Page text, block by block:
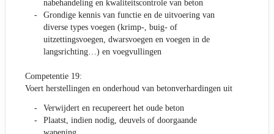
nabehandeling en kwaliteitscontrole van beton
Grondige kennis van functie en de uitvoering van
diverse types voegen (krimp-, buig- of
uitzettingsvoegen, dwarsvoegen en voegen in de
langsrichting…) en voegvullingen
Competentie 19:
Voert herstellingen en onderhoud van betonverhardingen uit
Verwijdert en recupereert het oude beton
Plaatst, indien nodig, deuvels of doorgaande